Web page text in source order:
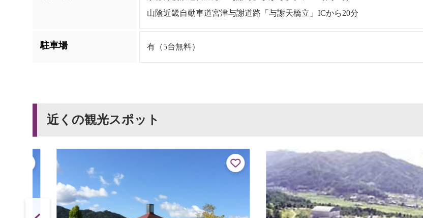
山陰近畿自動車道宮津与謝道路「与謝天橋立」ICから20分
駐車場 有（5台無料）
近くの観光スポット